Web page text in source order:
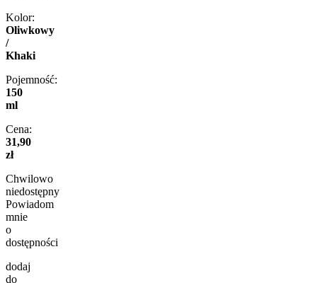
Kolor:
Oliwkowy
/
Khaki
Pojemność:
150
ml
Cena:
31,90
zł
Chwilowo
niedostępny
Powiadom
mnie
o
dostępności
dodaj
do